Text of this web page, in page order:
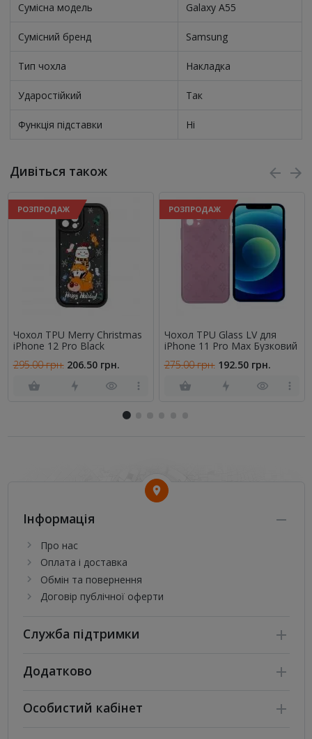
Сумісна модель Galaxy A55
Сумісний бренд Samsung
Тип чохла Накладка
Ударостійкий Так
Функція підставки Ні
Дивіться також
РОЗПРОДАЖ
Чохол TPU Merry Christmas
iPhone 12 Pro Black
295.00 грн. 206.50 грн.
РОЗПРОДАЖ
Чохол TPU Glass LV для
iPhone 11 Pro Max Бузковий
275.00 грн. 192.50 грн.
Інформація
Про нас
Оплата і доставка
Обмін та повернення
Договір публічної оферти
Служба підтримки
Додатково
Особистий кабінет